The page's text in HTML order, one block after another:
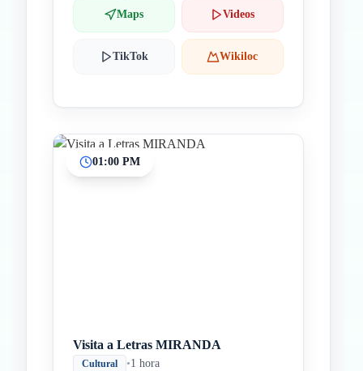
Maps Videos
TikTok Wikiloc
01:00 PM
Visita a Letras MIRANDA
Cultural •1 hora